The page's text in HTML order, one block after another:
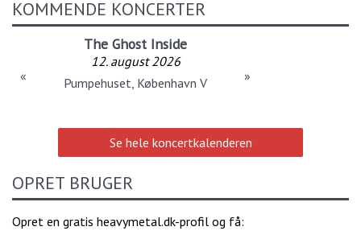
KOMMENDE KONCERTER
The Ghost Inside
12. august 2026
Pumpehuset, København V
« »
Se hele koncertkalenderen
OPRET BRUGER
Opret en gratis heavymetal.dk-profil og få: